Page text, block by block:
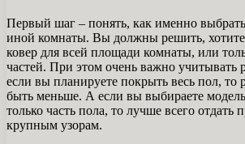
Первый шаг – понять, как именно
иной комнаты. Вы должны решить,
ковер для всей площади комнаты, или
частей. При этом очень важно учитывать
если вы планируете покрыть весь пол, то
быть меньше. А если вы выбираете
только часть пола, то лучше всего отдать
крупным узорам.